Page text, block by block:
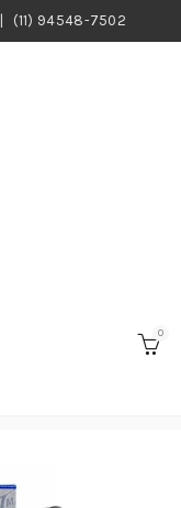
(11) 94548-7502
0